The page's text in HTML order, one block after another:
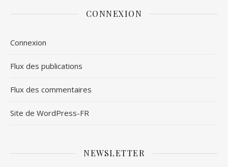
CONNEXION
Connexion
Flux des publications
Flux des commentaires
Site de WordPress-FR
NEWSLETTER